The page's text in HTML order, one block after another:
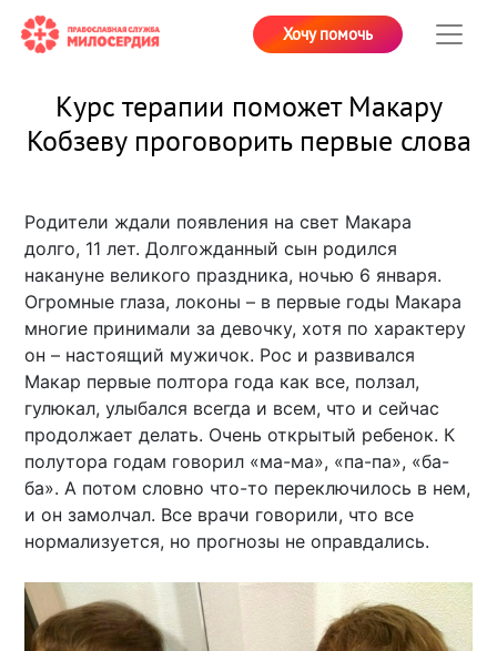
Хочу помочь
Курс терапии поможет Макару
Кобзеву проговорить первые слова
Родители ждали появления на свет Макара
долго, 11 лет. Долгожданный сын родился
накануне великого праздника, ночью 6 января.
Огромные глаза, локоны – в первые годы Макара
многие принимали за девочку, хотя по характеру
он – настоящий мужичок. Рос и развивался
Макар первые полтора года как все, ползал,
гулюкал, улыбался всегда и всем, что и сейчас
продолжает делать. Очень открытый ребенок. К
полутора годам говорил «ма-ма», «па-па», «ба-
ба». А потом словно что-то переключилось в нем,
и он замолчал. Все врачи говорили, что все
нормализуется, но прогнозы не оправдались.